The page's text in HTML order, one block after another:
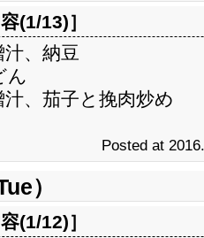
(1/13)］
、納豆
ん
、茄子と挽肉炒め
Posted at
）
(1/12)］